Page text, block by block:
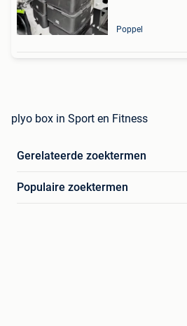
Poppel
plyo box in Sport en Fitness
Gerelateerde zoektermen
Populaire zoektermen